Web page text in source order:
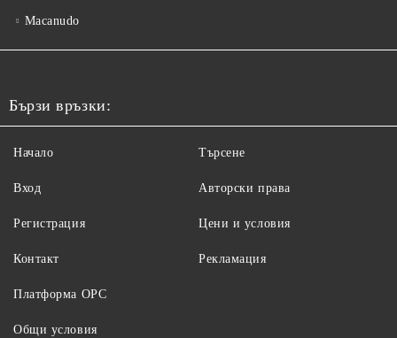
Macanudo
Бързи връзки:
Начало
Вход
Регистрация
Контакт
Търсене
Авторски права
Цени и условия
Рекламация
Платформа ОРС
Общи условия